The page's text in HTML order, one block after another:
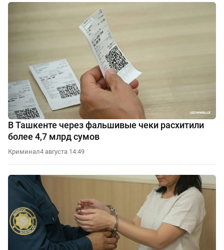
В Ташкенте через фальшивые чеки расхитили
более 4,7 млрд сумов
Криминал4 августа 14:49